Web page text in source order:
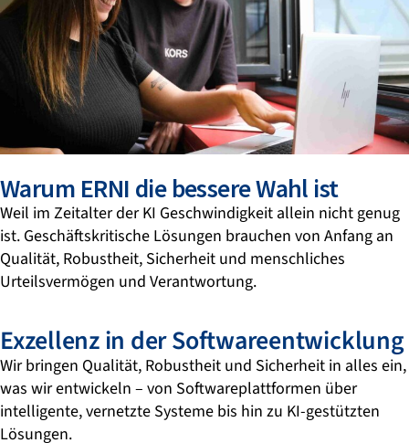
Warum ERNI die bessere Wahl ist
Weil im Zeitalter der KI Geschwindigkeit allein nicht genug
ist. Geschäftskritische Lösungen brauchen von Anfang an
Qualität, Robustheit, Sicherheit und menschliches
Urteilsvermögen und Verantwortung.
Exzellenz in der Softwareentwicklung
Wir bringen Qualität, Robustheit und Sicherheit in alles ein,
was wir entwickeln – von Softwareplattformen über
intelligente, vernetzte Systeme bis hin zu KI-gestützten
Lösungen.